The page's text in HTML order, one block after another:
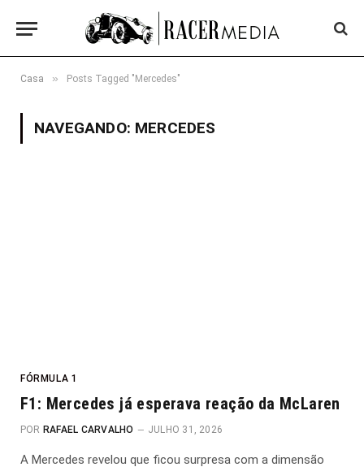
Casa » Posts Tagged "Mercedes"
NAVEGANDO: MERCEDES
FÓRMULA 1
F1: Mercedes já esperava reação da McLaren
POR RAFAEL CARVALHO JULHO 31, 2026
A Mercedes revelou que ficou surpresa com a dimensão